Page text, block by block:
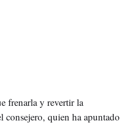
frenarla y revertir la
consejero, quien ha apuntado